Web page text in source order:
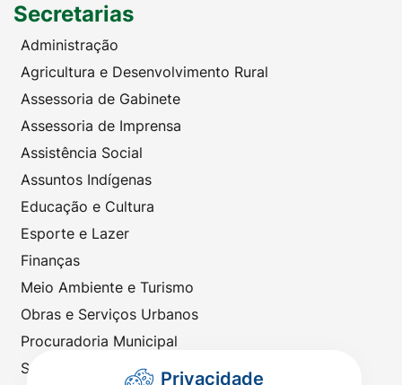
Secretarias
Administração
Agricultura e Desenvolvimento Rural
Assessoria de Gabinete
Assessoria de Imprensa
Assistência Social
Assuntos Indígenas
Educação e Cultura
Esporte e Lazer
Finanças
Meio Ambiente e Turismo
Obras e Serviços Urbanos
Procuradoria Municipal
Saúde
Privacidade